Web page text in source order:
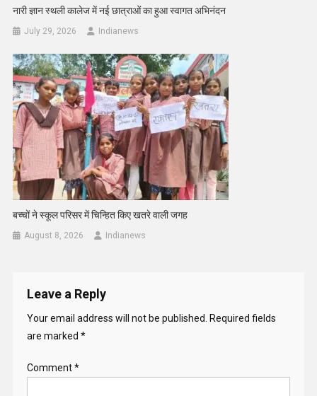
नारी ज्ञान स्थली कालेज में नई छात्राओं का हुआ स्वागत अभिनंदन
July 29, 2026 Indianews
बच्चों ने स्कूल परिसर में चिन्हित किए खतरे वाली जगह
August 8, 2026 Indianews
Leave a Reply
Your email address will not be published. Required fields
are marked *
Comment*